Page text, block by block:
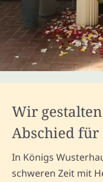
Wir
Abschied für
In Königs
schweren Zeit mit